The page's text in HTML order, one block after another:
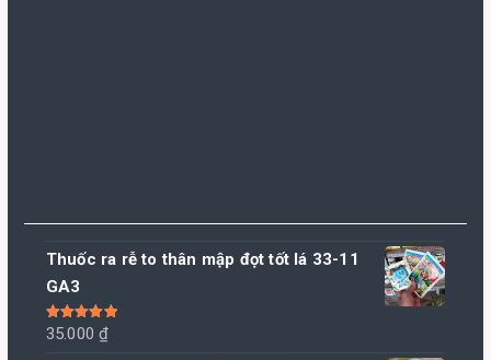
Thuốc ra rễ to thân mập đọt tốt lá 33-11
GA3
Được xếp
5.005
35.000₫